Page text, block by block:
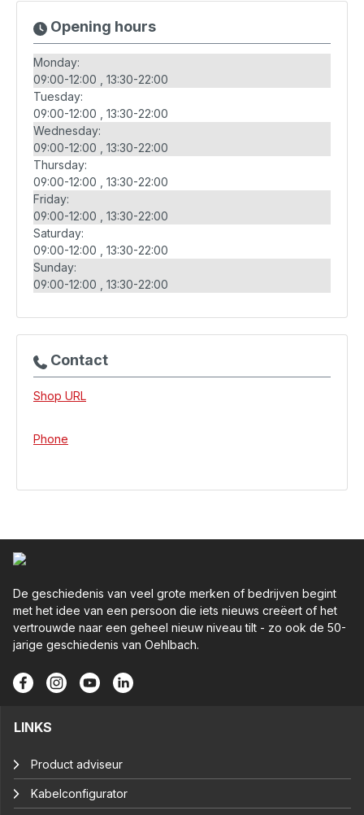
Opening hours
Monday:
09:00-12:00
13:30-22:00
Tuesday:
09:00-12:00
13:30-22:00
Wednesday:
09:00-12:00
13:30-22:00
Thursday:
09:00-12:00
13:30-22:00
Friday:
09:00-12:00
13:30-22:00
Saturday:
09:00-12:00
13:30-22:00
Sunday:
09:00-12:00
13:30-22:00
Contact
Shop URL
Phone
De geschiedenis van veel grote merken of bedrijven begint
met het idee van een persoon die iets nieuws creëert of het
vertrouwde naar een geheel nieuw niveau tilt - zo ook de 50-
jarige geschiedenis van Oehlbach.
LINKS
Product adviseur
Kabelconfigurator